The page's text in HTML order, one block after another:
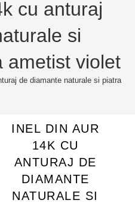
cu anturaj
si
ametist violet
de diamante naturale si piatra
INEL DIN AUR
14K CU
ANTURAJ DE
DIAMANTE
NATURALE SI